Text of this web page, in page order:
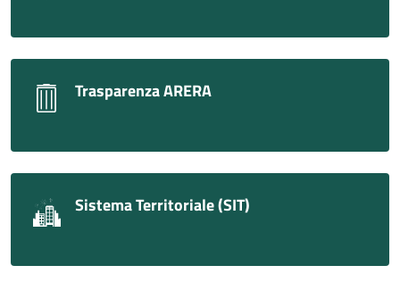
Trasparenza ARERA
Sistema Territoriale (SIT)